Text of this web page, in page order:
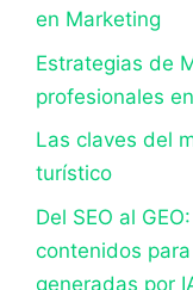
en Marketing
Estrategias de
profesionales
Las claves del
turístico
Del SEO al
contenidos
generadas por